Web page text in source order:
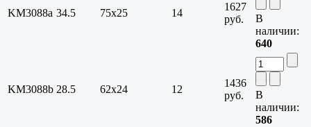
KM3088a 34.5 75х25 14
1627
руб.
В
наличии:
640
KM3088b 28.5 62х24 12
1436
руб.
В
наличии:
586